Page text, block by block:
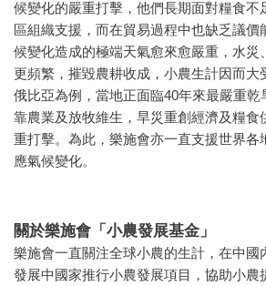
候變化的嚴重打擊，他們長期面對糧食不
區組織支援，而在貿易過程中也缺乏議價
候變化造成的極端天氣愈來愈嚴重，水災
更頻繁，摧毀農耕收成，小農生計因而大
俄比亞為例，當地正面臨40年來最嚴重乾
靠農業及放牧維生，旱災重創經濟及糧食
重打擊。為此，樂施會亦一直支援世界各
應氣候變化。
關於樂施會「小農發展基金」
樂施會一直關注全球小農的生計，在中國
發展中國家推行小農發展項目，協助小農